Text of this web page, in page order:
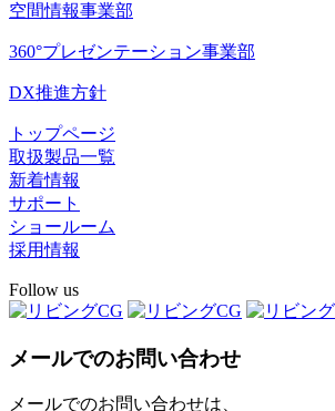
空間情報事業部
360°プレゼンテーション事業部
DX推進方針
トップページ
取扱製品一覧
新着情報
サポート
ショールーム
採用情報
Follow us
メールでのお問い合わせ
メールでのお問い合わせは、